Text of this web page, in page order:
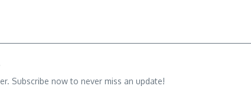
Subscribe now to never miss an update!